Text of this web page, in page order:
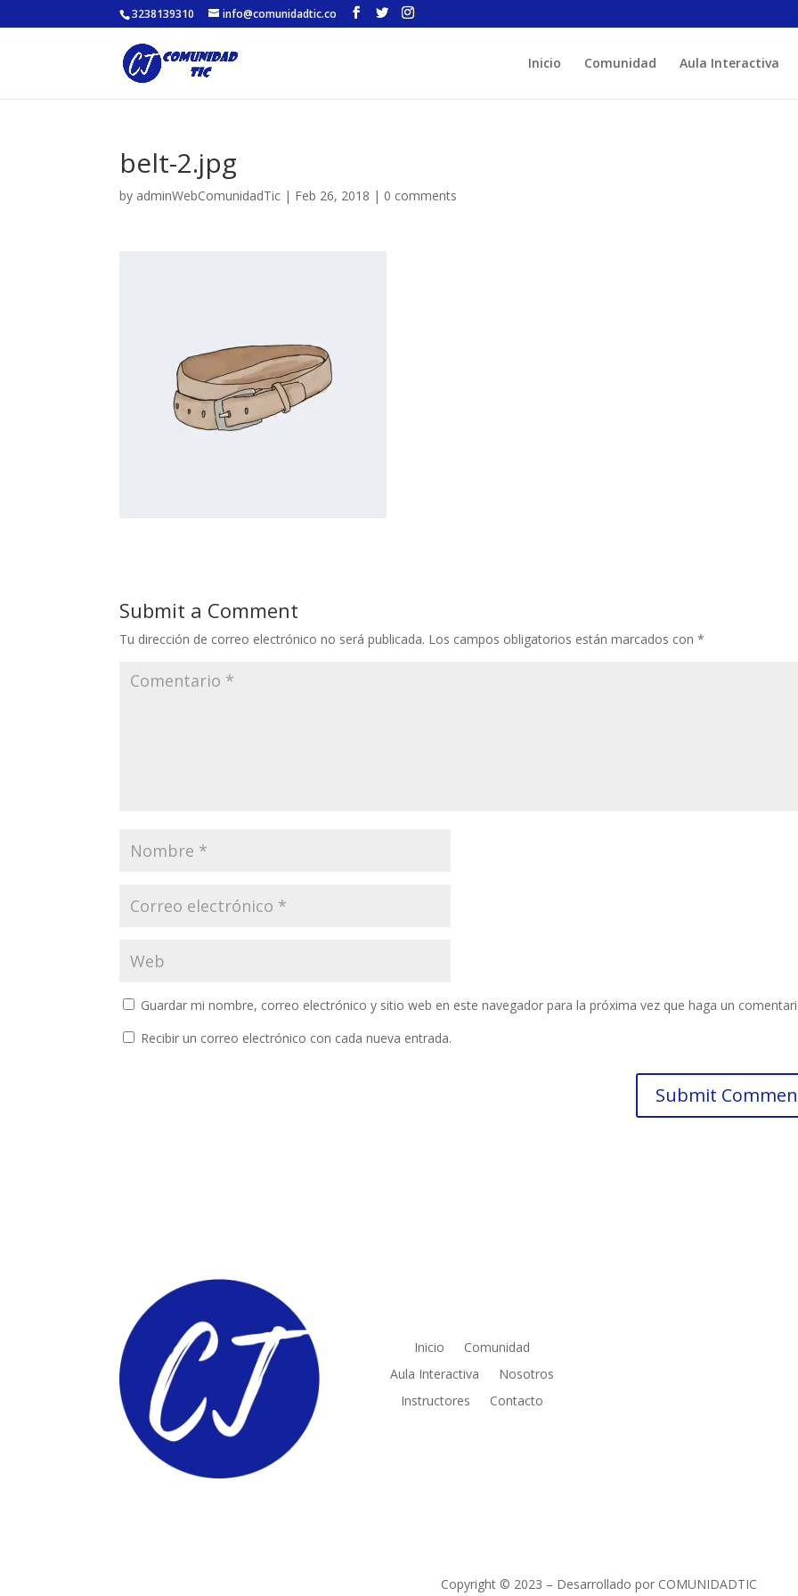
3238139310 info@comunidadtic.co
Inicio Comunidad Aula Interactiva
belt-2.jpg
by adminWebComunidadTic | Feb 26, 2018 | 0 comments
Submit a Comment
Tu dirección de correo electrónico no será publicada. Los campos obligatorios están marcados con*
Guardar mi nombre, correo electrónico y sitio web en este navegador para la próxima vez que haga un
Recibir un correo electrónico con cada nueva entrada.
Inicio
Comunidad
Aula Interactiva
Nosotros
Instructores
Contacto
Copyright © 2023 – Desarrollado por COMUNIDADTIC